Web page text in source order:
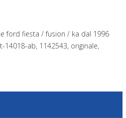
ford fiesta / fusion / ka dal 1996
14018-ab, 1142543, originale,